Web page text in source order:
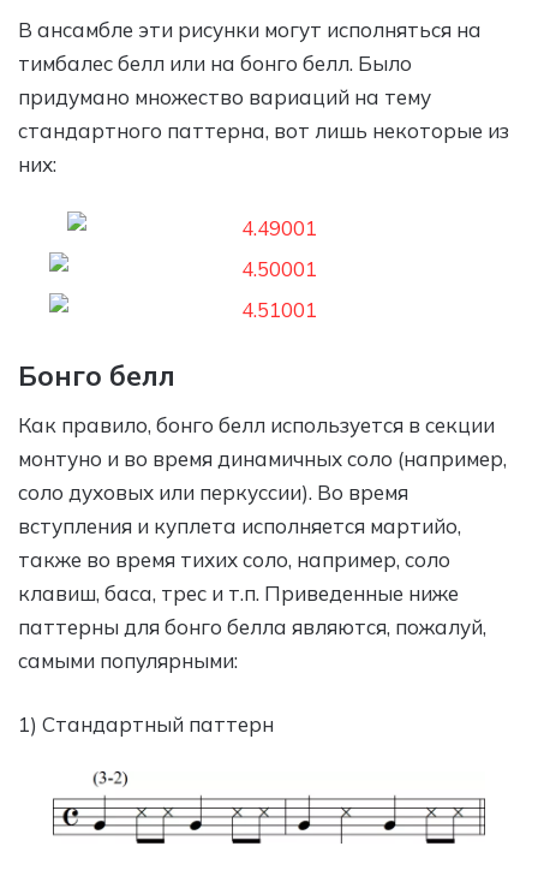
В ансамбле эти рисунки могут исполняться на
тимбалес белл или на бонго белл. Было
придумано множество вариаций на тему
стандартного паттерна, вот лишь некоторые из
них:
Бонго белл
Как правило, бонго белл используется в секции
монтуно и во время динамичных соло (например,
соло духовых или перкуссии). Во время
вступления и куплета исполняется мартийо,
также во время тихих соло, например, соло
клавиш, баса, трес и т.п. Приведенные ниже
паттерны для бонго белла являются, пожалуй,
самыми популярными:
1) Стандартный паттерн